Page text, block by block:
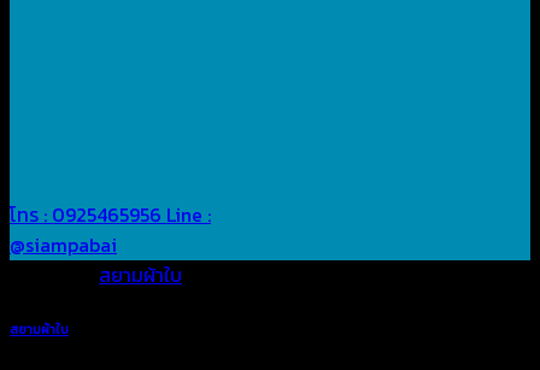
โทร : 0925465956 Line :
@siampabai
สยามผ้าใบ
สยามผ้าใบ